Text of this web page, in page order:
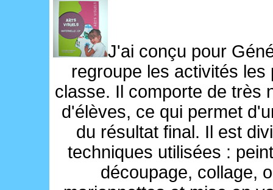
J'ai conçu pour
regroupe les activités
classe. Il comporte de très
d'élèves, ce qui permet
du résultat final. Il est
techniques utilisées :
découpage, collage,